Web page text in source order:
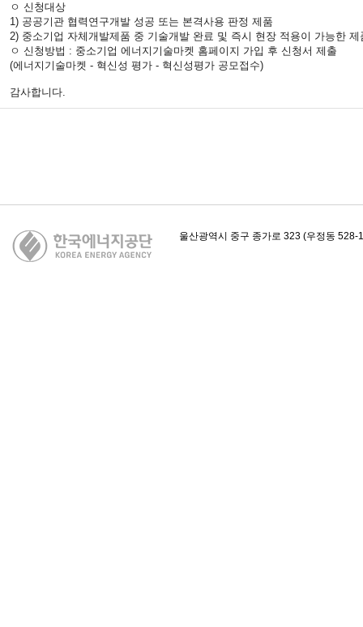
ㅇ 신청대상
1) 공공기관 협력연구개발 성공 또는 본격사용 판정 제품
2) 중소기업 자체개발제품 중 기술개발 완료 및 즉시 현장 적용이 가능한 제
ㅇ 신청방법 : 중소기업 에너지기술마켓 홈페이지 가입 후 신청서 제출
(에너지기술마켓 - 혁신성 평가 - 혁신성평가 공모접수)
감사합니다.
울산광역시 중구 종가로 323 (우정동 528-